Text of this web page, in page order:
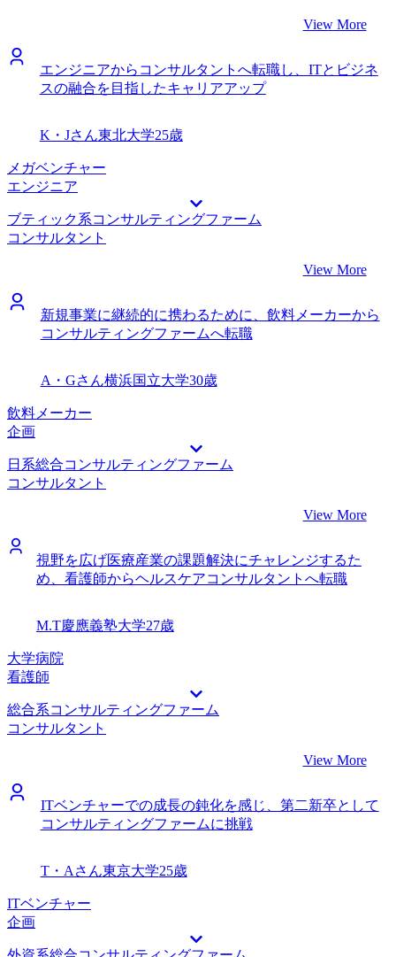
View More
エンジニアからコンサルタントへ転職し、ITとビジネ
スの融合を目指したキャリアアップ
K・Jさん東北大学25歳
メガベンチャー
エンジニア
ブティック系コンサルティングファーム
コンサルタント
View More
新規事業に継続的に携わるために、飲料メーカーから
コンサルティングファームへ転職
A・Gさん横浜国立大学30歳
飲料メーカー
企画
日系総合コンサルティングファーム
コンサルタント
View More
視野を広げ医療産業の課題解決にチャレンジするた
め、看護師からヘルスケアコンサルタントへ転職
M.T慶應義塾大学27歳
大学病院
看護師
総合系コンサルティングファーム
コンサルタント
View More
ITベンチャーでの成長の鈍化を感じ、第二新卒として
コンサルティングファームに挑戦
T・Aさん東京大学25歳
ITベンチャー
企画